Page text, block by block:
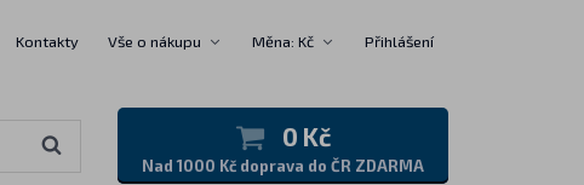
Kontakty Vše o nákupu Měna: Kč Přihlášení
0 Kč
Nad 1000 Kč doprava do ČR ZDARMA